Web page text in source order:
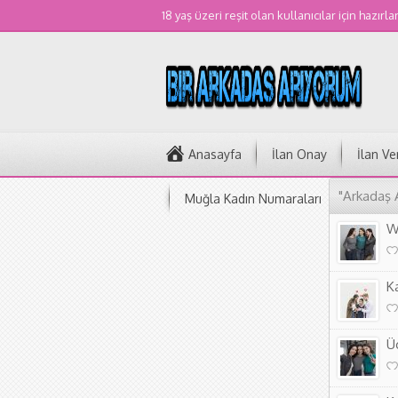
18 yaş üzeri reşit olan kullanıcılar için
Anasayfa İlan Onay İlan
Muğla Kadın Numaraları
"Arkadaş